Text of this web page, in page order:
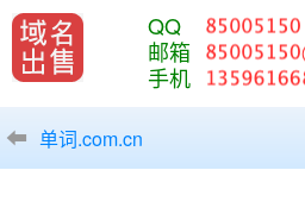
QQ
邮箱
手机
单词.com.cn